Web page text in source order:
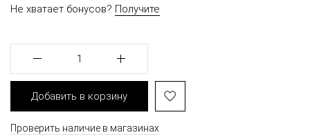
Не хватает бонусов? Получите
1
Добавить в корзину
Проверить наличие в магазинах